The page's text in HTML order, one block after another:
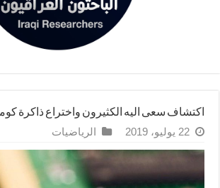
اكتشاف سعى اليه الكثيرون واختراع ذاكرة
22 يوليو، 2019 الرياضيات